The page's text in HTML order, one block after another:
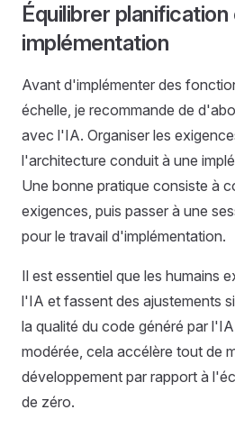
Équilibrer planification
implémentation
Avant d'implémenter des
échelle, je recommande de
avec l'IA. Organiser les
l'architecture conduit à une
Une bonne pratique consiste à
exigences, puis passer à une
pour le travail d'implémentation.
Il est essentiel que les humains
l'IA et fassent des ajustements
la qualité du code généré par
modérée, cela accélère tout de
développement par rapport à
de zéro.